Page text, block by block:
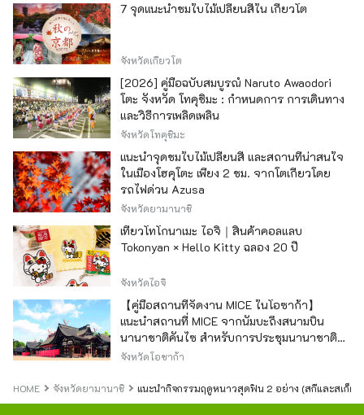
7 จุดแนะนำชมใบไม้เปลี่ยนสีใน เกียวโต
จังหวัดเกียวโต
[2026] คู่มือฉบับสมบูรณ์ Naruto Awaodori
โตะ จังหวัด โทคุชิมะ : กำหนดการ การเดินทาง
และวิธีการเพลิดเพลิน
จังหวัดโทคุชิมะ
แนะนำจุดชมใบไม้เปลี่ยนสี และสถานที่น่าสนใจ
ในเมืองโฮคุโตะ เพียง 2 ชม. จากโตเกียวโดย
รถไฟด่วน Azusa
จังหวัดยามานาชิ
เที่ยวโทโกนาเมะ ไอจิ｜สินค้าคอลแลบ
Tokonyan × Hello Kitty ฉลอง 20 ปี
จังหวัดไอจิ
【คู่มือสถานที่จัดงาน MICE ในโอซาก้า】
แนะนำสถานที่ MICE จากนัมบะถึงสนามบิน
นานาชาติคันไซ สำหรับการประชุมนานาชาติ
และกิจกรรมองค์กร
จังหวัดโอซาก้า
HOME จังหวัดยามานาชิ แนะนำกิจกรรมฤดูหนาวสุดฟิน 2 อย่าง (สกีและสเก็ต)